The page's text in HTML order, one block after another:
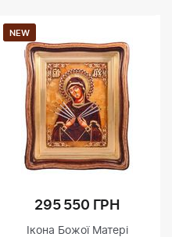
NEW
295 550 ГРН
Ікона Божої Матері